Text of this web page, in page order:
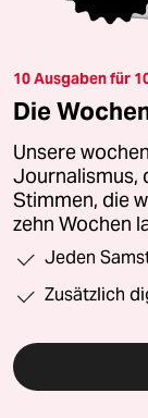
10 Ausgaben für
Die
Unsere
Journalismus,
Stimmen, die
zehn Wochen
Jeden
Zusätzlich